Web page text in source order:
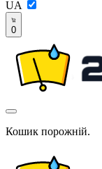
UA
0
Кошик порожній.